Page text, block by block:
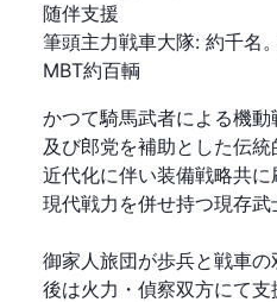
随伴支援
筆頭主力戦車大隊: 約千名
MBT約百輌
かつて騎馬武者による機
及び郎党を補助とした伝統
近代化に伴い装備戦略共
現代戦力を併せ持つ現存武
御家人旅団が歩兵と戦車
後は火力・偵察双方にて支